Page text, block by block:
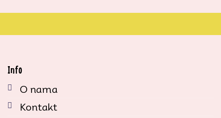
Info
O nama
Kontakt